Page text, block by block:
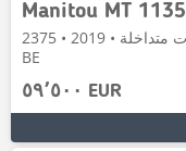
Manitou MT 1135
مناولات متداخلة • 2019 • 2375h • Moerbeke، Oost-Vlaanderen,
BE
٥٩٬٥٠٠ EUR